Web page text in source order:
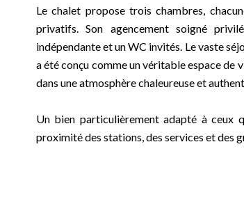
Le chalet propose trois chambres,
privatifs. Son agencement soigné
indépendante et un WC invités. Le vaste
a été conçu comme un véritable espace de
dans une atmosphère chaleureuse et
Un bien particulièrement adapté à ceux
proximité des stations, des services et des